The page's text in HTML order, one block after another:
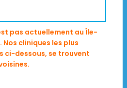
pas actuellement au Île-
cliniques les plus
ci-dessous, se trouvent